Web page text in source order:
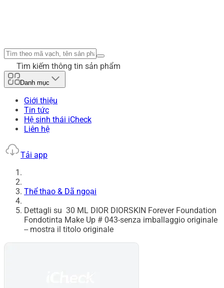
Tìm kiếm thông tin sản phẩm
Danh mục
Giới thiệu
Tin tức
Hệ sinh thái iCheck
Liên hệ
Tải app
Thể thao & Dã ngoại
Dettagli su 30 ML DIOR DIORSKIN Forever Foundation
Fondotinta Make Up # 043-senza imballaggio originale
-- mostra il titolo originale